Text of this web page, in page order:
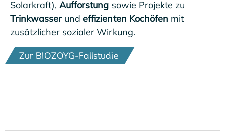
Solarkraft), Aufforstung sowie Projekte zu
Trinkwasserund effizienten Kochöfen mit
zusätzlicher sozialer Wirkung.
Zur BIOZOYG-Fallstudie